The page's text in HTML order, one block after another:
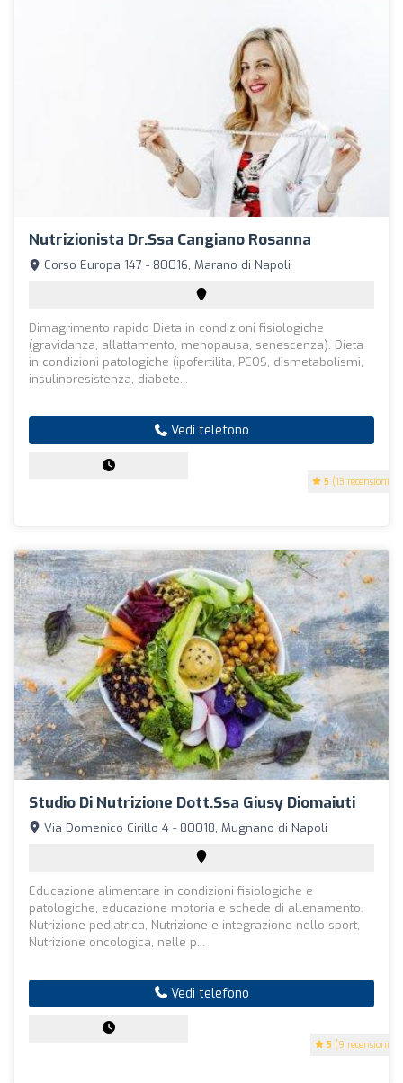
Nutrizionista Dr.ssa Cangiano Rosanna
5 (13 recensioni)
Corso Europa 147 - 80016, Marano di Napoli
Dimagrimento rapido Dieta in condizioni fisiologiche
(gravidanza, allattamento, menopausa, senescenza). Dieta
in condizioni patologiche (ipofertilita, PCOS, dismetabolismi,
insulinoresistenza, diabete...
Vedi telefono
Studio Di Nutrizione Dott.ssa Giusy Diomaiuti
5 (9 recensioni)
Via Domenico Cirillo 4 - 80018, Mugnano di Napoli
Educazione alimentare in condizioni fisiologiche e
patologiche, educazione motoria e schede di allenamento.
Nutrizione pediatrica, Nutrizione e integrazione nello sport,
Nutrizione oncologica, nelle p...
Vedi telefono